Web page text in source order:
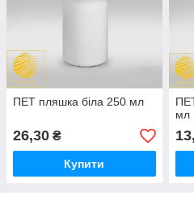
ПЕТ пляшка біла 250 мл
26,30 ₴
Купити
мл